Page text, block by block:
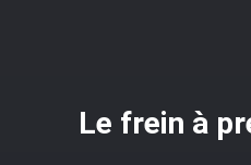
Le frein à